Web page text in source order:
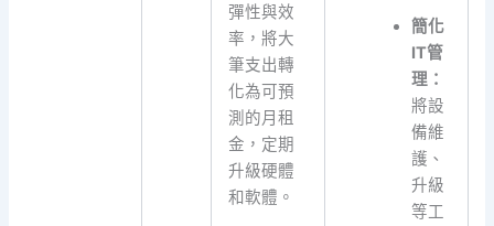
彈性與效
率，將大
筆支出轉
化為可預
測的月租
金，定期
升級硬體
和軟體。
簡化
IT管
理：
將設
備維
護、
升級
等工